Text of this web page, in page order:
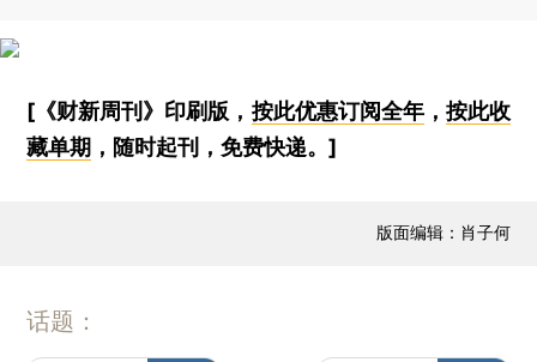
[《财新周刊》印刷版， 按此优惠订阅全年， 按此收
藏单期 ，随时起刊，免费快递。]
版面编辑：肖子何
话题：